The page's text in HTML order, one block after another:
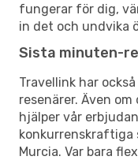
fungerar för dig,
in det och undvika
Sista minuten-
Travellink har
resenärer. Även
hjälper vår
Murcia. Var bara